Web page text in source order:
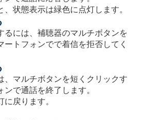
状態表示は緑色に点灯します。
るには、補聴器のマルチボタンを
ートフォンでで着信を拒否してく
、マルチボタンを短くクリックす
ンで通話を終了します。
戻ります。